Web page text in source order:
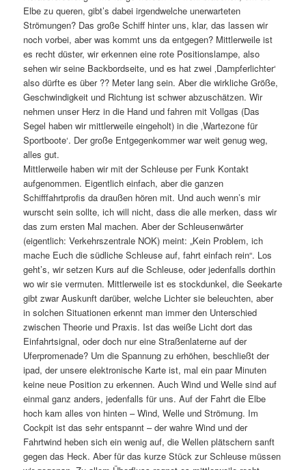
Elbe zu queren, gibt’s dabei irgendwelche unerwarteten
Strömungen? Das große Schiff hinter uns, klar, das lassen wir
noch vorbei, aber was kommt uns da entgegen? Mittlerweile ist
es recht düster, wir erkennen eine rote Positionslampe, also
sehen wir seine Backbordseite, und es hat zwei ‚Dampferlichter‘
also dürfte es über ?? Meter lang sein. Aber die wirkliche Größe,
Geschwindigkeit und Richtung ist schwer abzuschätzen. Wir
nehmen unser Herz in die Hand und fahren mit Vollgas (Das
Segel haben wir mittlerweile eingeholt) in die ‚Wartezone für
Sportboote‘. Der große Entgegenkommer war weit genug weg,
alles gut.
Mittlerweile haben wir mit der Schleuse per Funk Kontakt
aufgenommen. Eigentlich einfach, aber die ganzen
Schifffahrtprofis da draußen hören mit. Und auch wenn’s mir
wurscht sein sollte, ich will nicht, dass die alle merken, dass wir
das zum ersten Mal machen. Aber der Schleusenwärter
(eigentlich: Verkehrszentrale NOK) meint: „Kein Problem, ich
mache Euch die südliche Schleuse auf, fahrt einfach rein“. Los
geht’s, wir setzen Kurs auf die Schleuse, oder jedenfalls dorthin
wo wir sie vermuten. Mittlerweile ist es stockdunkel, die Seekarte
gibt zwar Auskunft darüber, welche Lichter sie beleuchten, aber
in solchen Situationen erkennt man immer den Unterschied
zwischen Theorie und Praxis. Ist das weiße Licht dort das
Einfahrtsignal, oder doch nur eine Straßenlaterne auf der
Uferpromenade? Um die Spannung zu erhöhen, beschließt der
ipad, der unsere elektronische Karte ist, mal ein paar Minuten
keine neue Position zu erkennen. Auch Wind und Welle sind auf
einmal ganz anders, jedenfalls für uns. Auf der Fahrt die Elbe
hoch kam alles von hinten – Wind, Welle und Strömung. Im
Cockpit ist das sehr entspannt – der wahre Wind und der
Fahrtwind heben sich ein wenig auf, die Wellen plätschern sanft
gegen das Heck. Aber für das kurze Stück zur Schleuse müssen